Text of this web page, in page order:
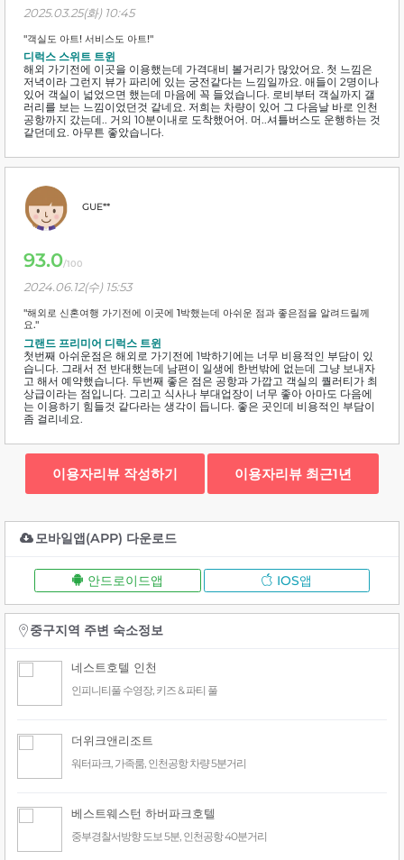
2025.03.25(화) 10:45
"객실도 아트! 서비스도 아트!"
디럭스 스위트 트윈
해외 가기전에 이곳을 이용했는데 가격대비 볼거리가 많았어요. 첫 느낌은
저녁이라 그런지 뷰가 파리에 있는 궁전같다는 느낌일까요. 애들이 2명이나
있어 객실이 넓었으면 했는데 마음에 꼭 들었습니다. 로비부터 객실까지 갤
러리를 보는 느낌이었던것 같네요. 저희는 차량이 있어 그 다음날 바로 인천
공항까지 갔는데.. 거의 10분이내로 도착했어어. 머..셔틀버스도 운행하는 것
같던데요. 아무튼 좋았습니다.
GUE**
93.0/100
2024.06.12(수) 15:53
"해외로 신혼여행 가기전에 이곳에 1박했는데 아쉬운 점과 좋은점을 알려드릴께
요."
그랜드 프리미어 디럭스 트윈
첫번째 아쉬운점은 해외로 가기전에 1박하기에는 너무 비용적인 부담이 있
습니다. 그래서 전 반대했는데 남편이 일생에 한번밖에 없는데 그냥 보내자
고 해서 예약했습니다. 두번째 좋은 점은 공항과 가깝고 객실의 퀄러티가 최
상급이라는 점입니다. 그리고 식사나 부대업장이 너무 좋아 아마도 다음에
는 이용하기 힘들것 같다라는 생각이 듭니다. 좋은 곳인데 비용적인 부담이
좀 걸리네요.
이용자리뷰 작성하기 이용자리뷰 최근1년
모바일앱(APP) 다운로드
안드로이드앱 IOS앱
중구지역 주변 숙소정보
네스트호텔 인천
인피니티풀 수영장, 키즈 & 파티 풀
더위크앤리조트
워터파크, 가족룸, 인천공항 차량 5분거리
베스트웨스턴 하버파크호텔
중부경찰서방향 도보 5분, 인천공항 40분거리